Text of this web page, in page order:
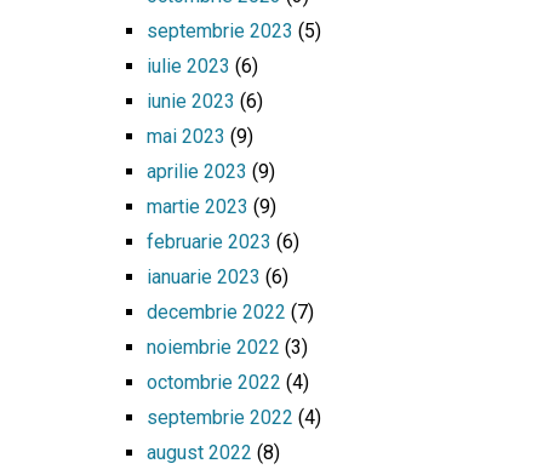
septembrie 2023 (5)
iulie 2023 (6)
iunie 2023 (6)
mai 2023 (9)
aprilie 2023 (9)
martie 2023 (9)
februarie 2023 (6)
ianuarie 2023 (6)
decembrie 2022 (7)
noiembrie 2022 (3)
octombrie 2022 (4)
septembrie 2022 (4)
august 2022 (8)